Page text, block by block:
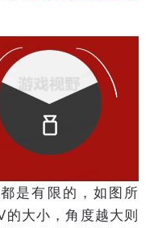
是有限的，如图所
的大小，角度越大则